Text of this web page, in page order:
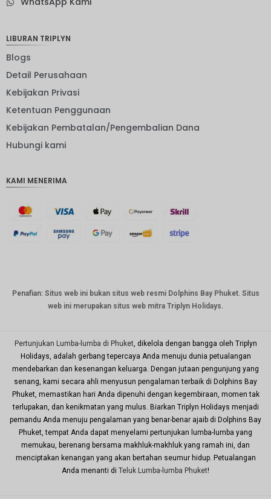
uang
CAD
uang
dolar AS
KRW
Tahun
Imlek
TWD
MYR
Bahasa
LIBURAN TRIPLYN
Blogs
Detail Perusahaan
Kebijakan Privasi
Ketentuan Penggunaan
Kebijakan Pembatalan/Pengembalian Dana
Hubungi kami
KAMI MENERIMA
Penafian: Situs web ini bukan situs web resmi Dolphins Bay Phuket. Situs
web ini merupakan situs web mitra Triplyn Holidays.
Pertunjukan Lumba-lumba di Phuket , dikelola dengan bangga oleh Triplyn
Holidays, adalah gerbang tepercaya Anda menuju dunia petualangan
mendebarkan dan kesenangan keluarga. Dengan jutaan pengunjung yang
senang, kami secara ahli menyusun pengalaman terbaik di Dolphins Bay
Phuket, memastikan hari Anda dipenuhi dengan kegembiraan, momen tak
terlupakan, dan kenikmatan yang mulus. Biarkan Triplyn Holidays menjadi
pemandu Anda menuju pengalaman yang benar-benar ajaib di Dolphins Bay
Phuket, tempat Anda dapat menyelami pertunjukan lumba-lumba yang
memukau, berenang bersama makhluk-makhluk yang ramah ini, dan
menciptakan kenangan yang akan bertahan seumur hidup. Petualangan
Anda menanti di Teluk Lumba-lumba Phuket!